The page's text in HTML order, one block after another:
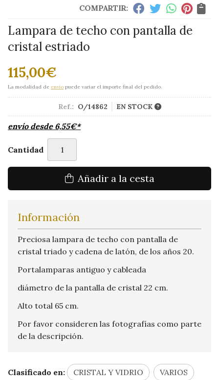
COMPARTIR:
Lampara de techo con pantalla de
cristal estriado
115,00€
La modalidad de envío puede variar el importe final del pedido.
Ref.: O/14862 EN STOCK
envío desde 6,55€*
Cantidad
Añadir a la cesta
Información
Preciosa lampara de techo con pantalla de
cristal triado y cadena de latón, de los años 20.
Portalamparas antiguo y cableada
diámetro de la pantalla de cristal 22 cm.
Alto total 65 cm.
Por favor consideren las fotografías como parte
de la descripción.
Clasificado en: CRISTAL Y VIDRIO VARIOS